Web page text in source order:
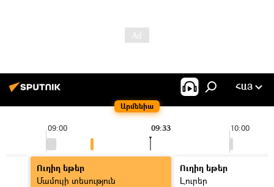
Արմենիա
ՀԱՅ
09:00 10:00
09:33
Ուղիղ եթեր
Մամուլի տեսություն
Ուղիղ եթեր
Լուրեր